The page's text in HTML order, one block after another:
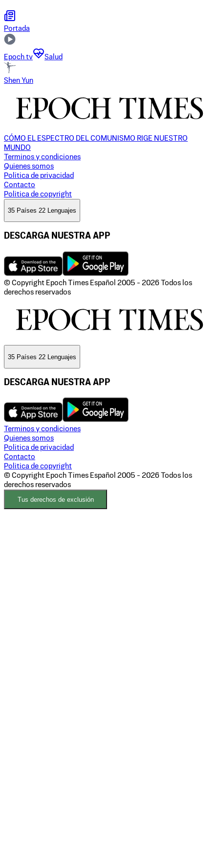
Portada
Epoch tv Salud
Shen Yun
CÓMO EL ESPECTRO DEL COMUNISMO RIGE NUESTRO
MUNDO
Terminos y condiciones
Quienes somos
Politica de privacidad
Contacto
Politica de copyright
35 Países 22 Lenguajes
DESCARGA NUESTRA APP
© Copyright Epoch Times Español 2005 - 2026 Todos los
derechos reservados
35 Países 22 Lenguajes
DESCARGA NUESTRA APP
Terminos y condiciones
Quienes somos
Politica de privacidad
Contacto
Politica de copyright
© Copyright Epoch Times Español 2005 - 2026 Todos los
derechos reservados
Tus derechos de exclusión